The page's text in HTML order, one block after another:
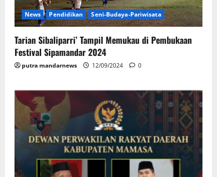
News Pendidikan Seni-Budaya-Pariwisata
Tarian Sibaliparri’ Tampil Memukau di Pembukaan
Festival Sipamandar 2024
putra mandarnews 12/09/2024 0